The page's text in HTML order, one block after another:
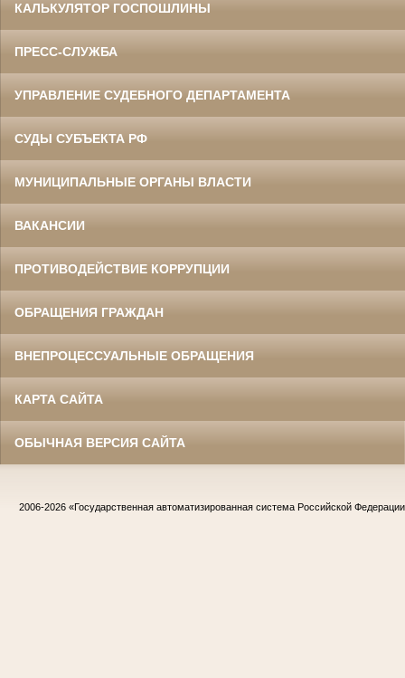
КАЛЬКУЛЯТОР ГОСПОШЛИНЫ
ПРЕСС-СЛУЖБА
УПРАВЛЕНИЕ СУДЕБНОГО ДЕПАРТАМЕНТА
СУДЫ СУБЪЕКТА РФ
МУНИЦИПАЛЬНЫЕ ОРГАНЫ ВЛАСТИ
ВАКАНСИИ
ПРОТИВОДЕЙСТВИЕ КОРРУПЦИИ
ОБРАЩЕНИЯ ГРАЖДАН
ВНЕПРОЦЕССУАЛЬНЫЕ ОБРАЩЕНИЯ
КАРТА САЙТА
ОБЫЧНАЯ ВЕРСИЯ САЙТА
2006-2026 «Государственная автоматизированная система Российской